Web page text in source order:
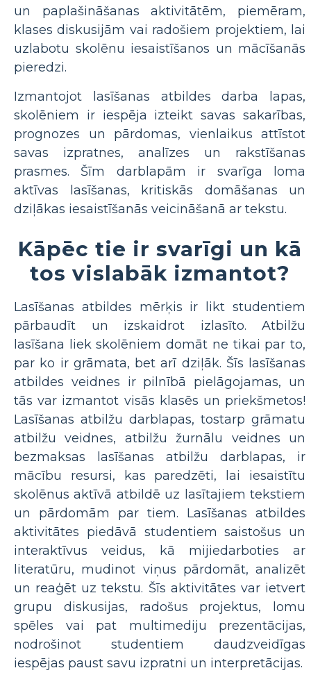
un paplašināšanas aktivitātēm, piemēram,
klases diskusijām vai radošiem projektiem, lai
uzlabotu skolēnu iesaistīšanos un mācīšanās
pieredzi.
Izmantojot lasīšanas atbildes darba lapas,
skolēniem ir iespēja izteikt savas sakarības,
prognozes un pārdomas, vienlaikus attīstot
savas izpratnes, analīzes un rakstīšanas
prasmes. Šīm darblapām ir svarīga loma
aktīvas lasīšanas, kritiskās domāšanas un
dziļākas iesaistīšanās veicināšanā ar tekstu.
Kāpēc tie ir svarīgi un kā
tos vislabāk izmantot?
Lasīšanas atbildes mērķis ir likt studentiem
pārbaudīt un izskaidrot izlasīto. Atbilžu
lasīšana liek skolēniem domāt ne tikai par to,
par ko ir grāmata, bet arī dziļāk. Šīs lasīšanas
atbildes veidnes ir pilnībā pielāgojamas, un
tās var izmantot visās klasēs un priekšmetos!
Lasīšanas atbilžu darblapas, tostarp grāmatu
atbilžu veidnes, atbilžu žurnālu veidnes un
bezmaksas lasīšanas atbilžu darblapas, ir
mācību resursi, kas paredzēti, lai iesaistītu
skolēnus aktīvā atbildē uz lasītajiem tekstiem
un pārdomām par tiem. Lasīšanas atbildes
aktivitātes piedāvā studentiem saistošus un
interaktīvus veidus, kā mijiedarboties ar
literatūru, mudinot viņus pārdomāt, analizēt
un reaģēt uz tekstu. Šīs aktivitātes var ietvert
grupu diskusijas, radošus projektus, lomu
spēles vai pat multimediju prezentācijas,
nodrošinot studentiem daudzveidīgas
iespējas paust savu izpratni un interpretācijas.